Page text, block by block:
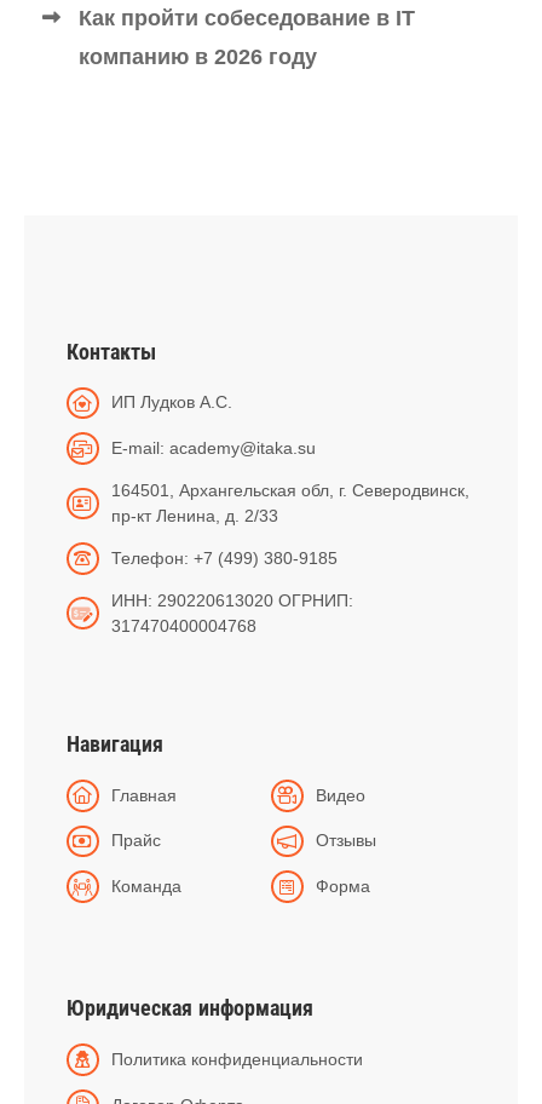
Как пройти собеседование в IT
компанию в 2026 году
Контакты
ИП Лудков А.С.
E-mail: academy@itaka.su
164501, Архангельская обл, г. Северодвинск,
пр-кт Ленина, д. 2/33
Телефон: +7 (499) 380-9185
ИНН: 290220613020 ОГРНИП:
317470400004768
Навигация
Главная Видео
Прайс Отзывы
Команда Форма
Юридическая информация
Политика конфиденциальности